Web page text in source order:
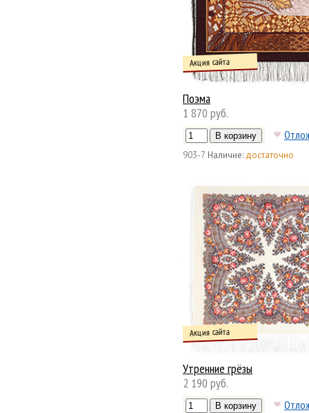
Поэма
Акция сайта
1 870 руб.
903-7 Наличие: достаточно
Утренние грёзы
Акция сайта
2 190 руб.